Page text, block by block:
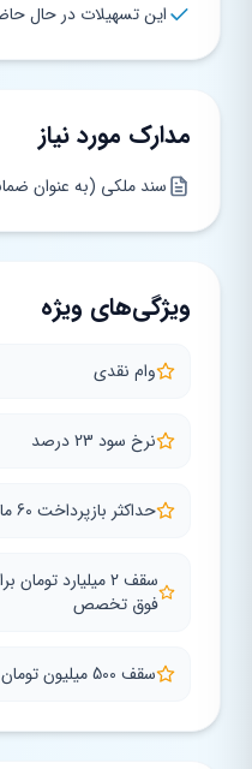
این تسهیلات در حال
مدارک مورد نیاز
سند ملکی (به عنوان
ویژگی‌های ویژه
وام نقدی
نرخ سود 23 درصد
حداکثر بازپرداخت 60 ماهه
سقف 2 میلیارد
فوق تخصص
سقف 500 میلیون تومان برای کسبه و اصناف